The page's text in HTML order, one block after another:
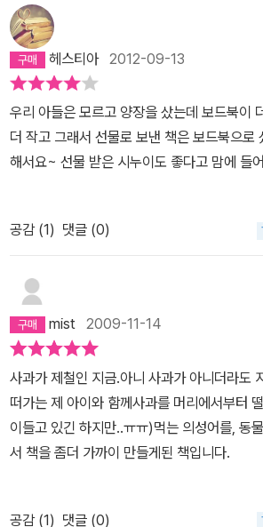
감을 빨리 느낄 수 있게 해줍니다.아기들의 첫
를까 망설이는 모든 엄마들에게 적극 추천하고
헤스티아2012-09-13
우리 아들은 모르고 양장을 샀는데 보드북이
더 작고 그래서 선물로 보낸 책은 보드북으로
해서요~ 선물 받은 시누이도 좋다고 맘에 들
공감 (1) 댓글 (0)
mist 2009-11-14
사과가 제철인 지금.아니 사과가 아니더라도
떠가는 제 아이와 함께사과를 머리에서부터
이들고 있긴 하지만..ㅠㅠ)먹는 의성어를, 동
서 책을 좀더 가까이 만들게된 책입니다.
공감 (1) 댓글 (0)